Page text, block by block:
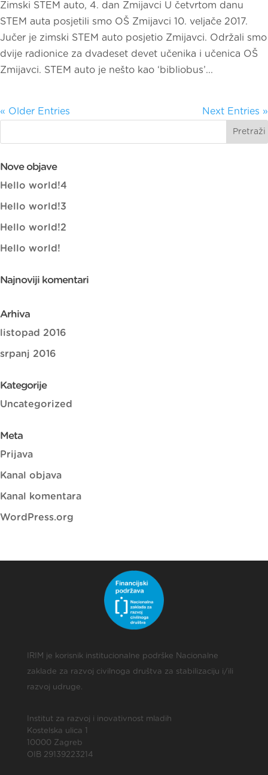
Zimski STEM auto, 4. dan Zmijavci U četvrtom danu
STEM auta posjetili smo OŠ Zmijavci 10. veljače 2017.
Jučer je zimski STEM auto posjetio Zmijavci. Održali smo
dvije radionice za dvadeset devet učenika i učenica OŠ
Zmijavci. STEM auto je nešto kao ‘bibliobus’...
« Older Entries Next Entries »
Nove objave
Hello world!4
Hello world!3
Hello world!2
Hello world!
Najnoviji komentari
Arhiva
listopad 2016
srpanj 2016
Kategorije
Uncategorized
Meta
Prijava
Kanal objava
Kanal komentara
WordPress.org
IRIM je korisnik institucionalne podrške Nacionalne
zaklade za razvoj civilnoga društva za stabilizaciju i/ili
razvoj udruge.
Institut za razvoj i inovativnost mladih
Kostelska ulica 1
10000 Zagreb
OIB 29139223214